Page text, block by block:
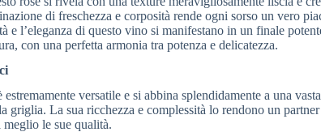
di freschezza e corposità rende ogni sorso un vero
e l’eleganza di questo vino si manifestano in un finale
con una perfetta armonia tra potenza e delicatezza.
estremamente versatile e si abbina splendidamente a una
griglia. La sua ricchezza e complessità lo rendono un
le sue qualità.